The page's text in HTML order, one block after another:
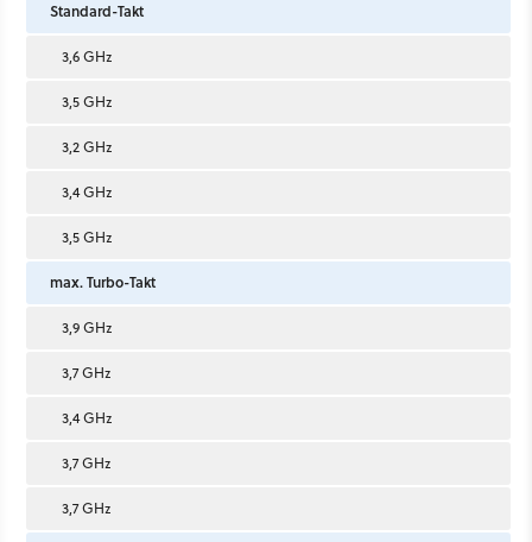
Standard-Takt
3,6 GHz
3,5 GHz
3,2 GHz
3,4 GHz
3,5 GHz
max. Turbo-Takt
3,9 GHz
3,7 GHz
3,4 GHz
3,7 GHz
3,7 GHz